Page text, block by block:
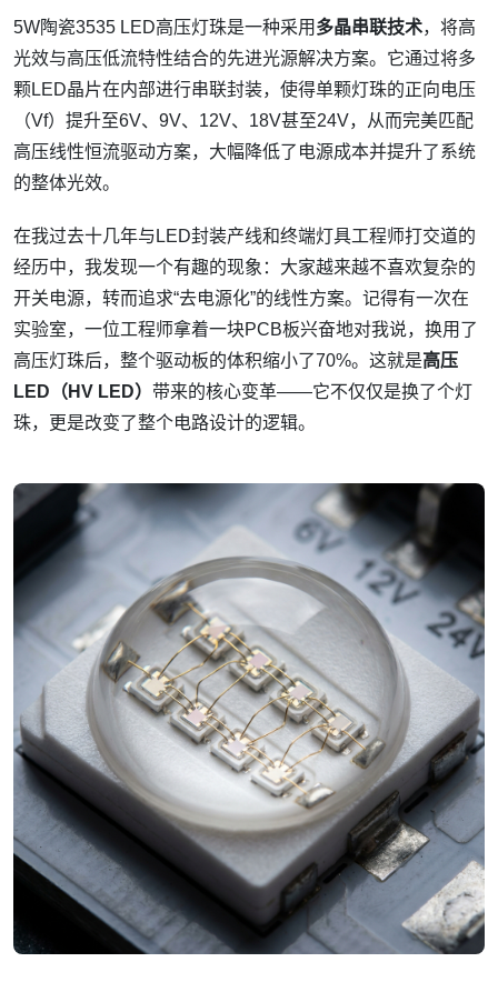
5W陶瓷3535 LED高压灯珠是一种采用 多晶串联技术，将高
光效与高压低流特性结合的先进光源解决方案。它通过将多
颗LED晶片在内部进行串联封装，使得单颗灯珠的正向电压
（Vf）提升至6V、9V、12V、18V甚至24V，从而完美匹配
高压线性恒流驱动方案，大幅降低了电源成本并提升了系统
的整体光效。
在我过去十几年与LED封装产线和终端灯具工程师打交道的
经历中，我发现一个有趣的现象：大家越来越不喜欢复杂的
开关电源，转而追求“去电源化”的线性方案。记得有一次在
实验室，一位工程师拿着一块PCB板兴奋地对我说，换用了
高压灯珠后，整个驱动板的体积缩小了70%。这就是高压
LED（HV LED） 带来的核心变革——它不仅仅是换了个灯
珠，更是改变了整个电路设计的逻辑。